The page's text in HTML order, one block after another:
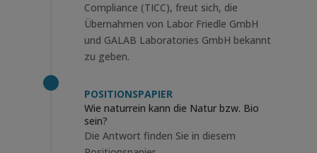
Compliance (TICC), freut sich, die
Übernahmen von Labor Friedle GmbH
und GALAB Laboratories GmbH bekannt
zu geben.
POSITIONSPAPIER
Wie naturrein kann die Natur bzw. Bio
sein?
Die Antwort finden Sie in diesem